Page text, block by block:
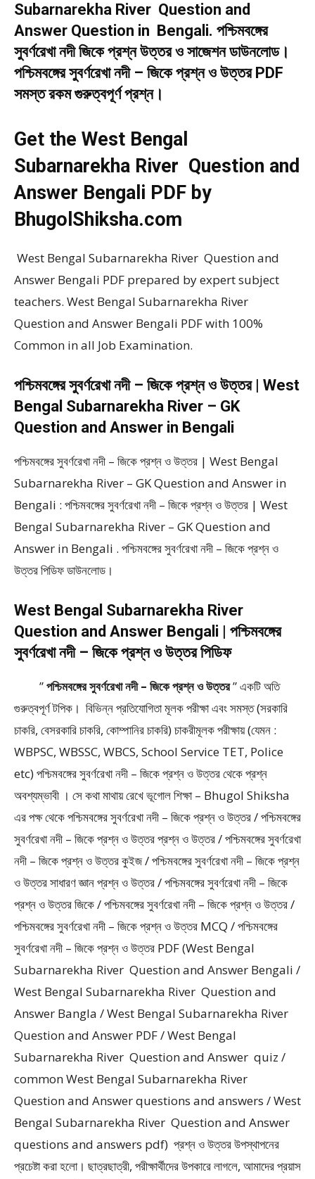
Subarnarekha River Question and
Answer Question in Bengali. পশ্চিমবঙ্গের
সুবর্ণরেখা নদী জিকে প্রশ্ন উত্তর ও সাজেশন ডাউনলোড।
পশ্চিমবঙ্গের সুবর্ণরেখা নদী – জিকে প্রশ্ন ও উত্তর PDF
সমস্ত রকম গুরুত্বপূর্ণ প্রশ্ন।
Get the West Bengal
Subarnarekha River Question and
Answer Bengali PDF by
BhugolShiksha.com
West Bengal Subarnarekha River Question and
Answer Bengali PDF prepared by expert subject
teachers. West Bengal Subarnarekha River
Question and Answer Bengali PDF with 100%
Common in all Job Examination.
পশ্চিমবঙ্গের সুবর্ণরেখা নদী – জিকে প্রশ্ন ও উত্তর | West
Bengal Subarnarekha River – GK
Question and Answer in Bengali
পশ্চিমবঙ্গের সুবর্ণরেখা নদী – জিকে প্রশ্ন ও উত্তর | West Bengal
Subarnarekha River – GK Question and Answer in
Bengali : পশ্চিমবঙ্গের সুবর্ণরেখা নদী – জিকে প্রশ্ন ও উত্তর | West
Bengal Subarnarekha River – GK Question and
Answer in Bengali . পশ্চিমবঙ্গের সুবর্ণরেখা নদী – জিকে প্রশ্ন ও
উত্তর পিডিফ ডাউনলোড।
West Bengal Subarnarekha River
Question and Answer Bengali | পশ্চিমবঙ্গের
সুবর্ণরেখা নদী – জিকে প্রশ্ন ও উত্তর পিডিফ
”পশ্চিমবঙ্গের সুবর্ণরেখা নদী – জিকে প্রশ্ন ও উত্তর” একটি অতি
গুরুত্বপূর্ণ টপিক। বিভিন্ন প্রতিযোগিতা মূলক পরীক্ষা এবং সমস্ত (সরকারি
চাকরি, বেসরকারি চাকরি, কোম্পানির চাকরি) চাকরীমূলক পরীক্ষায় (যেমন :
WBPSC, WBSSC, WBCS, School Service TET, Police
etc) পশ্চিমবঙ্গের সুবর্ণরেখা নদী – জিকে প্রশ্ন ও উত্তর থেকে প্রশ্ন
অবশ্যম্ভাবী । সে কথা মাথায় রেখে ভূগোল শিক্ষা – Bhugol Shiksha
এর পক্ষ থেকে পশ্চিমবঙ্গের সুবর্ণরেখা নদী – জিকে প্রশ্ন ও উত্তর / পশ্চিমবঙ্গের
সুবর্ণরেখা নদী – জিকে প্রশ্ন ও উত্তর প্রশ্ন ও উত্তর / পশ্চিমবঙ্গের সুবর্ণরেখা
নদী – জিকে প্রশ্ন ও উত্তর কুইজ / পশ্চিমবঙ্গের সুবর্ণরেখা নদী – জিকে প্রশ্ন
ও উত্তর সাধারণ জ্ঞান প্রশ্ন ও উত্তর / পশ্চিমবঙ্গের সুবর্ণরেখা নদী – জিকে
প্রশ্ন ও উত্তর জিকে / পশ্চিমবঙ্গের সুবর্ণরেখা নদী – জিকে প্রশ্ন ও উত্তর /
পশ্চিমবঙ্গের সুবর্ণরেখা নদী – জিকে প্রশ্ন ও উত্তর MCQ / পশ্চিমবঙ্গের
সুবর্ণরেখা নদী – জিকে প্রশ্ন ও উত্তর PDF (West Bengal
Subarnarekha River Question and Answer Bengali /
West Bengal Subarnarekha River Question and
Answer Bangla / West Bengal Subarnarekha River
Question and Answer PDF / West Bengal
Subarnarekha River Question and Answer quiz /
common West Bengal Subarnarekha River
Question and Answer questions and answers / West
Bengal Subarnarekha River Question and Answer
questions and answers pdf) প্রশ্ন ও উত্তর উপস্থাপনের
প্রচেষ্টা করা হলাে। ছাত্রছাত্রী, পরীক্ষার্থীদের উপকারে লাগলে, আমাদের প্রয়াস